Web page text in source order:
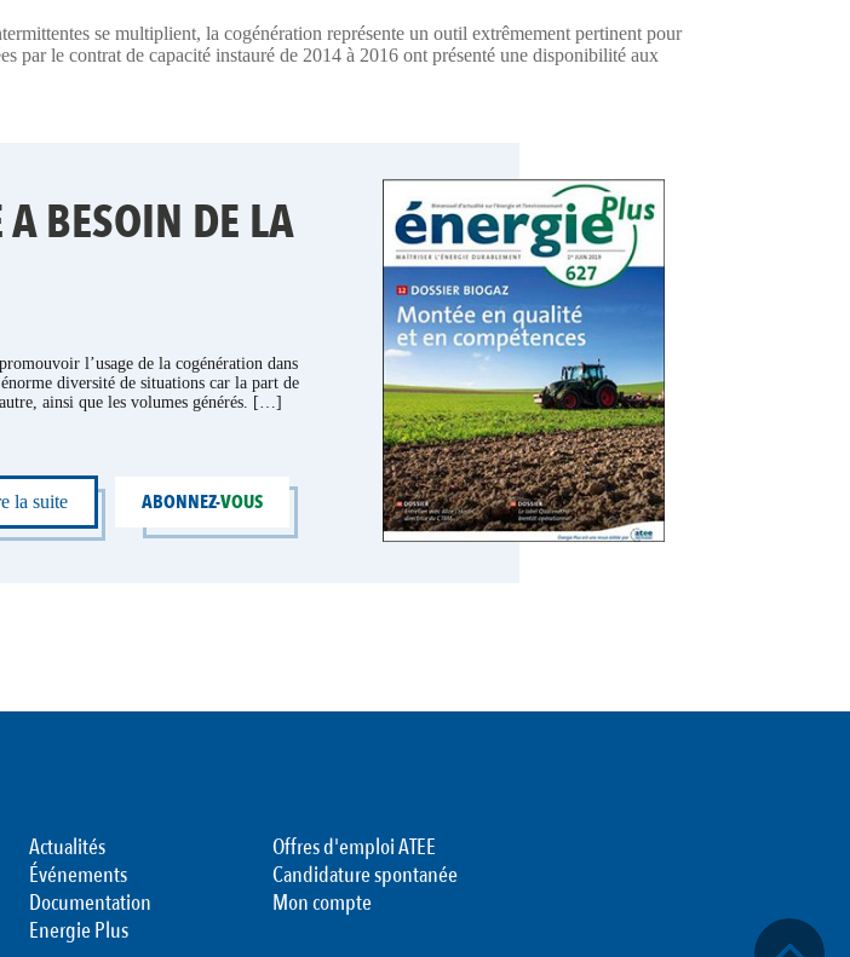
se multiplient, la cogénération représente un outil extrêmement pertinent pour
par le contrat de capacité instauré de 2014 à 2016 ont présenté une disponibilité aux
BESOIN DE LA
l’usage de la cogénération dans
diversité de situations car la part de
ainsi que les volumes générés. […]
la suite ABONNEZ-VOUS
Actualités
Événements
Documentation
Energie Plus
Offres d'emploi ATEE
Candidature spontanée
Mon compte